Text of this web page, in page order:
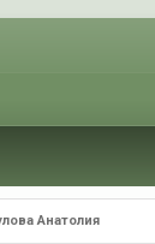
Анатолия